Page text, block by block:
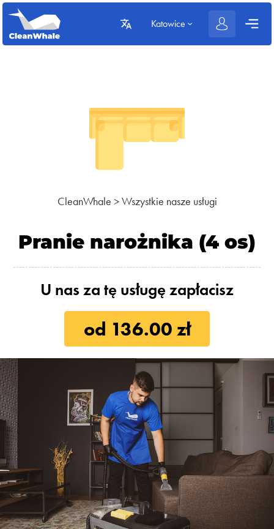
Katowice
CleanWhale >Wszystkie nasze usługi
Pranie narożnika (4 os)
U nas za tę usługę zapłacisz
od 136.00 zł